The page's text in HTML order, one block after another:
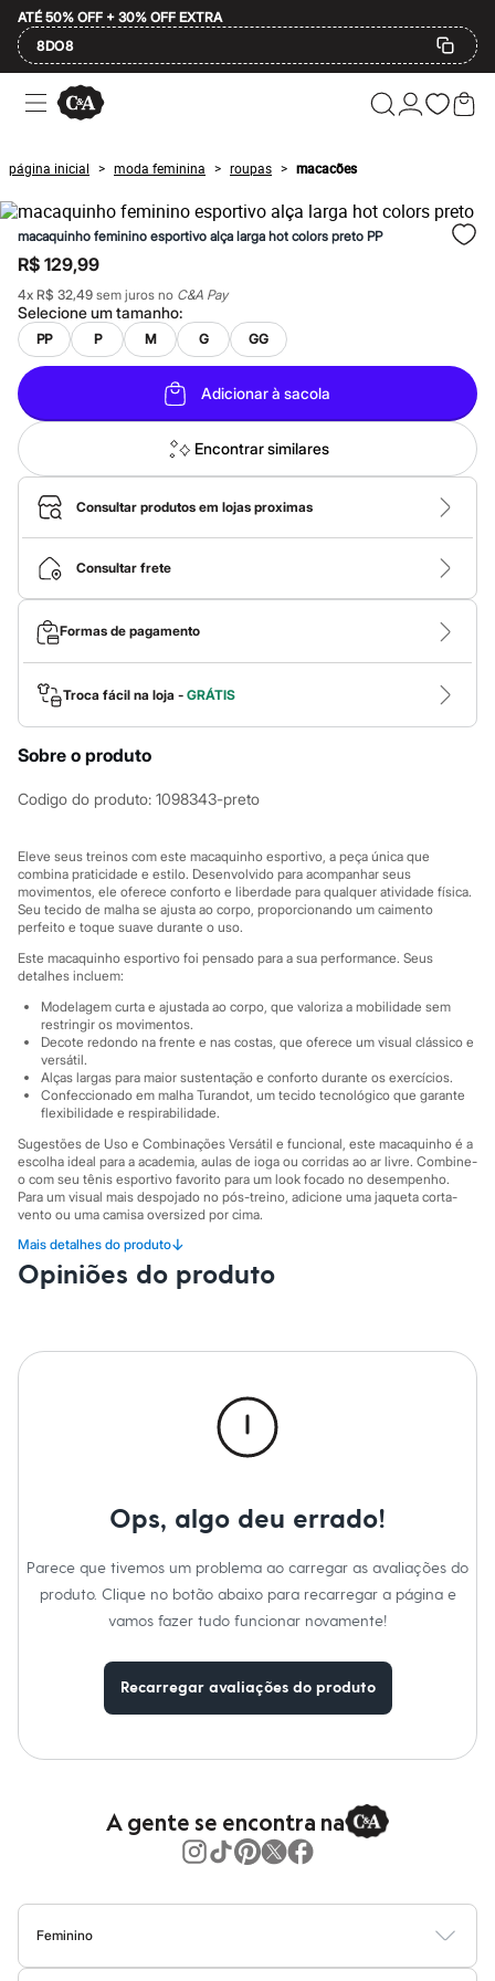
ATÉ 50% OFF + 30% OFF EXTRA
8DO8
Ofertas
Compre por Departamento
Masculino
Infantil
Calçados
Plus Size
2 calçados por R$189
2 peças por R$199
3 lingeries por R$99
3 itens de beleza por R$129
Até 20% off
Até 40% off
Até 60% off
A partir de 60% off
Feminino
Em alta
Inverno
Alfaiataria
Novidades
Roupas
Blusas e Camisetas
Básicos
Calças
Casacos e Jaquetas
Jeans
Macacões
Saias
Shorts e Bermudas
Vestidos
Acessórios
Bolsas
Bijoux
Óculos
Botas
Chinelos
Rasteirinhas
Sandálias
Sapatilhas
Tênis
Marcas
City
Clock House
Mindset
Sawary
Yessica
Moda esportiva
Acessórios
Blusas
Calçados
Leggings
Shorts e Bermudas
Tops
Moda íntima
Calcinhas
Cintas e Modeladores
Meias
Moda praia
Biquínis
Casacos e Jaquetas
Shorts e Saias
Vestidos
Bermudas
Camisas
Casacos e Jaquetas
Chapéus e Bonés
Cintos
Óculos
página inicial > moda feminina > roupas > macacões
macaquinho feminino esportivo alça larga hot colors preto PP
R$ 129,99
4x R$ 32,49 sem juros no C&A Pay
Selecione umtamanho:
PP P M G GG
Adicionar à sacola
Encontrar similares
Consultar produtos em lojas proximas
Consultar frete
Formas de pagamento
Troca fácil na loja - GRÁTIS
Sobre o produto
Codigo do produto: 1098343-preto
Eleve seus treinos com este macaquinho esportivo, a peça única que
combina praticidade e estilo. Desenvolvido para acompanhar seus
movimentos, ele oferece conforto e liberdade para qualquer atividade física.
Seu tecido de malha se ajusta ao corpo, proporcionando um caimento
perfeito e toque suave durante o uso.
Este macaquinho esportivo foi pensado para a sua performance. Seus
detalhes incluem:
Modelagem curta e ajustada ao corpo, que valoriza a mobilidade sem
restringir os movimentos.
Decote redondo na frente e nas costas, que oferece um visual clássico e
versátil.
Alças largas para maior sustentação e conforto durante os exercícios.
Confeccionado em malha Turandot, um tecido tecnológico que garante
flexibilidade e respirabilidade.
Sugestões de Uso e Combinações Versátil e funcional, este macaquinho é a
escolha ideal para a academia, aulas de ioga ou corridas ao ar livre. Combine-
o com seu tênis esportivo favorito para um look focado no desempenho.
Para um visual mais despojado no pós-treino, adicione uma jaqueta corta-
vento ou uma camisa oversized por cima.
A gente se encontra na C&A! ❤
Mais detalhes do produto↓
Informacoes gerais:
Opiniões do produto
Ops, algo deu errado!
Parece que tivemos um problema ao carregar as avaliações do
produto. Clique no botão abaixo para recarregar a página e
vamos fazer tudo funcionar novamente!
Recarregar avaliações do produto
A gente se encontra na
Feminino
BlusasCalçasVestidosSaiasCasacosModa PraiaModa Íntima